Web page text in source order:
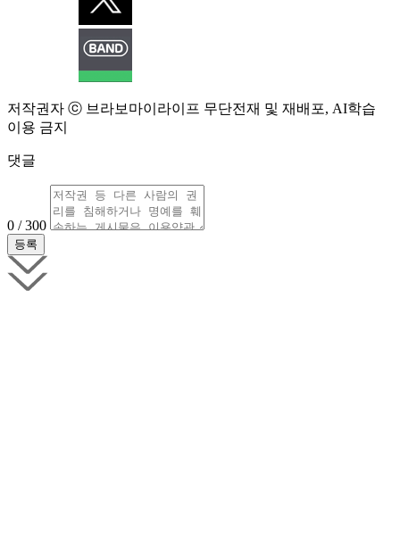
저작권자 ⓒ 브라보마이라이프 무단전재 및 재배포, AI학습
이용 금지
댓글
0 / 300